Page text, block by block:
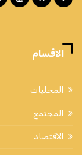
الاقسام
المحليات
المجتمع
الاقتصاد